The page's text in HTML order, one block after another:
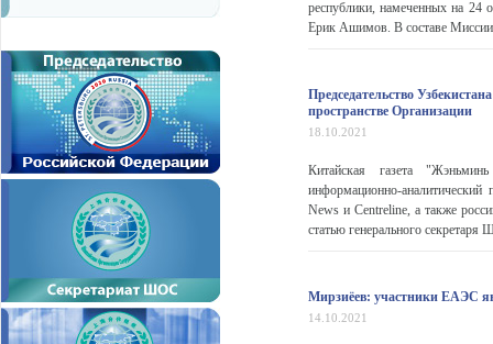
республики, намеченных на 24
Ерик Ашимов. В составе Миссии
Председательство
пространстве Организации
18.10.2021
Китайская газета
информационно-
News и Centreline, а также
статью генерального
Мирзиёев: участники ЕАЭС
14.10.2021